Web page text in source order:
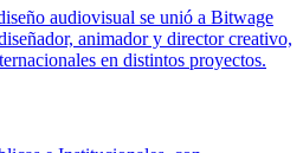
audiovisual se unió a Bitwage
animador y director creativo,
en distintos proyectos.